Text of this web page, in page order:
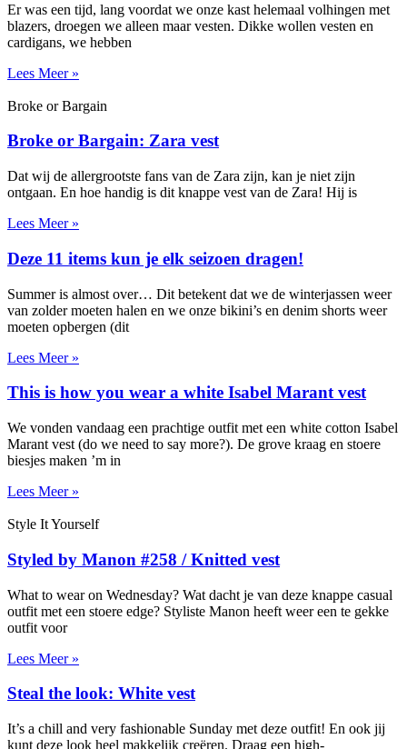
Er was een tijd, lang voordat we onze kast helemaal volhingen met
blazers, droegen we alleen maar vesten. Dikke wollen vesten en
cardigans, we hebben
Lees Meer »
Broke or Bargain
Broke or Bargain: Zara vest
Dat wij de allergrootste fans van de Zara zijn, kan je niet zijn
ontgaan. En hoe handig is dit knappe vest van de Zara! Hij is
Lees Meer »
Deze 11 items kun je elk seizoen dragen!
Summer is almost over… Dit betekent dat we de winterjassen weer
van zolder moeten halen en we onze bikini’s en denim shorts weer
moeten opbergen (dit
Lees Meer »
This is how you wear a white Isabel Marant vest
We vonden vandaag een prachtige outfit met een white cotton Isabel
Marant vest (do we need to say more?). De grove kraag en stoere
biesjes maken ’m in
Lees Meer »
Style It Yourself
Styled by Manon #258 / Knitted vest
What to wear on Wednesday? Wat dacht je van deze knappe casual
outfit met een stoere edge? Styliste Manon heeft weer een te gekke
outfit voor
Lees Meer »
Steal the look: White vest
It’s a chill and very fashionable Sunday met deze outfit! En ook jij
kunt deze look heel makkelijk creëren. Draag een high-